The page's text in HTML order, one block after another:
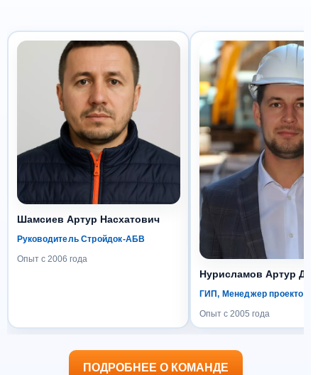
Шамсиев Артур Насхатович
Руководитель Стройдок-АБВ
Опыт с 2006 года
Нурисламов Артур
ГИП, Менеджер проектов
Опыт с 2005 года
ПОДРОБНЕЕ О КОМАНДЕ